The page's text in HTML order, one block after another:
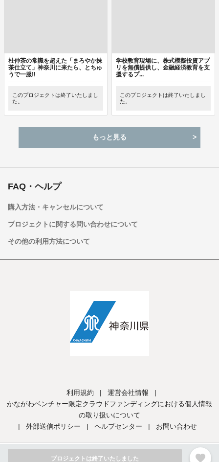
プロジェクトは終了いたしました favorite
杜仲茶の常識を超えた「まろやか抹
茶仕立て」神奈川に来たら、とちゅ
うで一服‼
このプロジェクトは終了いたしまし
た。
学校教育現場に、株式模擬投資アプ
リを無償提供し、金融経済教育を支
援するプ...
このプロジェクトは終了いたしまし
た。
もっと見る
FAQ・ヘルプ
購入方法・キャンセルについて
プロジェクトに関する問い合わせについて
その他の利用方法について
利用規約 | 運営会社情報
|
かながわベンチャー限定クラウドファンディングにおける個人情報
の取り扱いについて
|
外部送信ポリシー | ヘルプセンター | お問い合わせ
©Kanagawa Prefectural Government.